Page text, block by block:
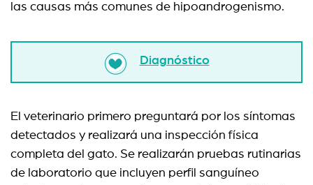
las causas más comunes de hipoandrogenismo.
Diagnóstico
El veterinario primero preguntará por los síntomas
detectados y realizará una inspección física
completa del gato. Se realizarán pruebas rutinarias
de laboratorio que incluyen perfil sanguíneo